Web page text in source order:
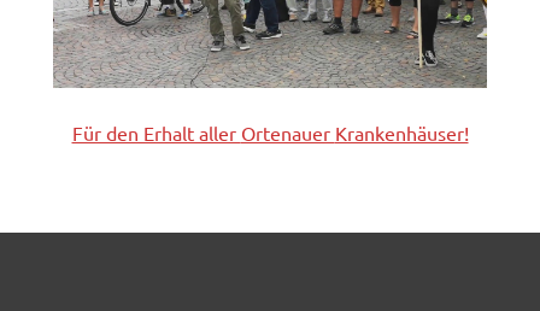
Für den Erhalt aller Ortenauer Krankenhäuser!